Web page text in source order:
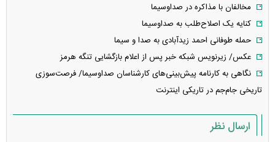
مخالفان با مذاکره در صداوسیما
کنایه یک اصلاح‌طلب به صداوسیما
حمله طوفانی احمد زیدآبادی به صدا و سیما
عکس/ زیرنویس شبکه خبر پس از اعلام بازگشایی تنگه هرمز
نگاهی به کارنامه پیش‌بینی‌های کارشناسان صداوسیما/ فرصت‌سوزی
تاریخی جام‌جم در تاریکی اینترنت
ارسال نظر